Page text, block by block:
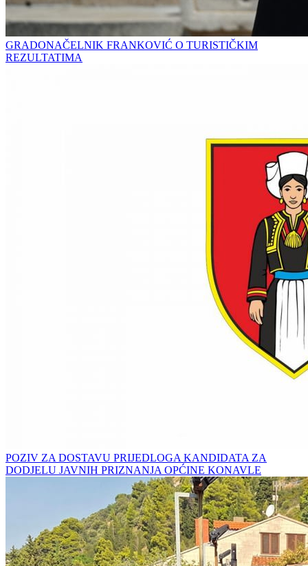
GRADONAČELNIK FRANKOVIĆ O TURISTIČKIM
REZULTATIMA
POZIV ZA DOSTAVU PRIJEDLOGA KANDIDATA ZA
DODJELU JAVNIH PRIZNANJA OPĆINE KONAVLE